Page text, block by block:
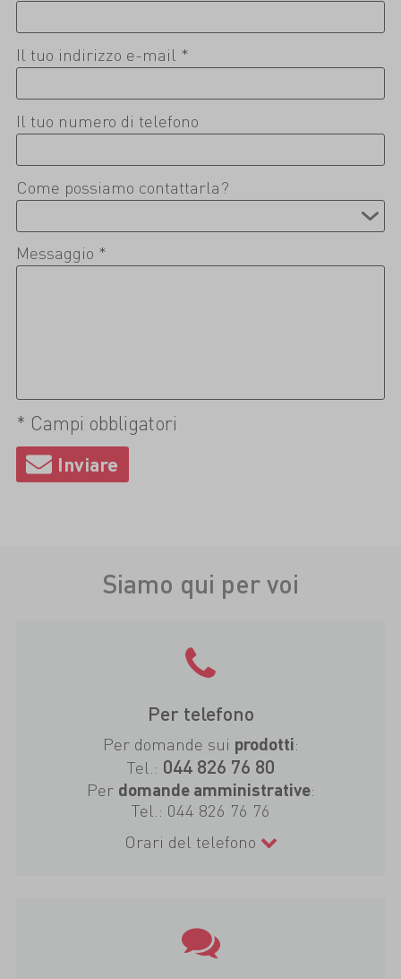
Il tuo indirizzo e-mail *
Il tuo numero di telefono
Come possiamo contattarla?
Messaggio *
* Campi obbligatori
Siamo qui per voi
Per telefono
Per domande sui prodotti:
Tel.: 044 826 76 80
Per domande amministrative:
Tel.: 044 826 76 76
Orari del telefono